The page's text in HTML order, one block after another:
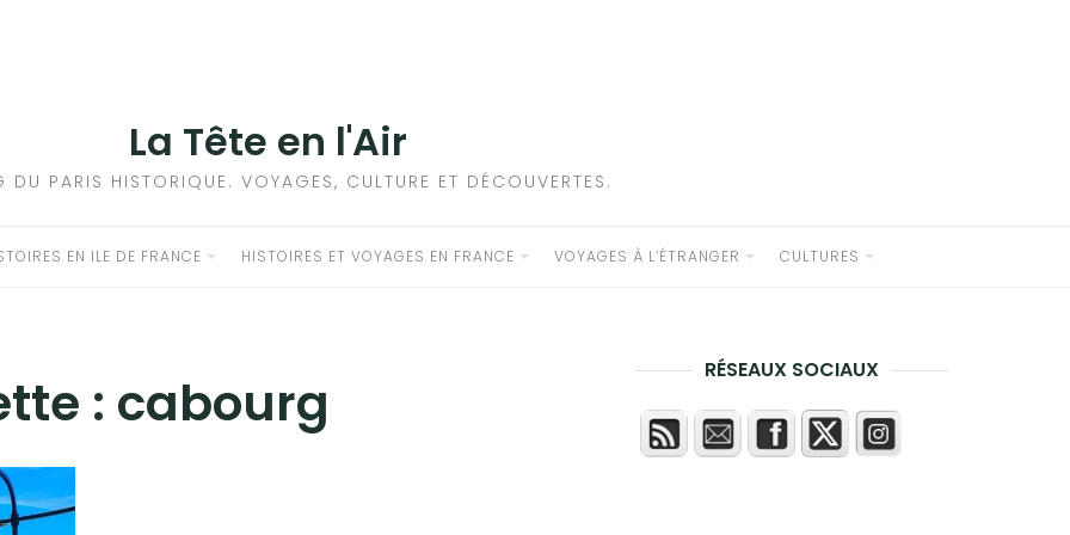
La Tête en l'Air
DU PARIS HISTORIQUE. VOYAGES, CULTURE ET DÉCOUVERTES.
EN ILE DE FRANCE HISTOIRES ET VOYAGES EN FRANCE VOYAGES À L’ÉTRANGER CULTURES
: cabourg RÉSEAUX SOCIAUX